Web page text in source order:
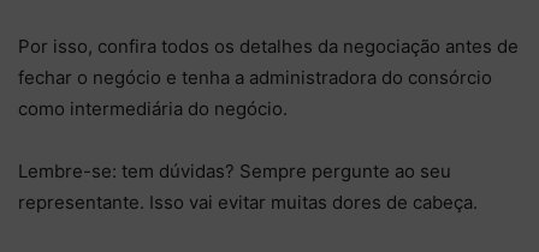
Por isso, confira todos os detalhes da negociação antes de
fechar o negócio e tenha a administradora do consórcio
como intermediária do negócio.
Lembre-se: tem dúvidas? Sempre pergunte ao seu
representante. Isso vai evitar muitas dores de cabeça.